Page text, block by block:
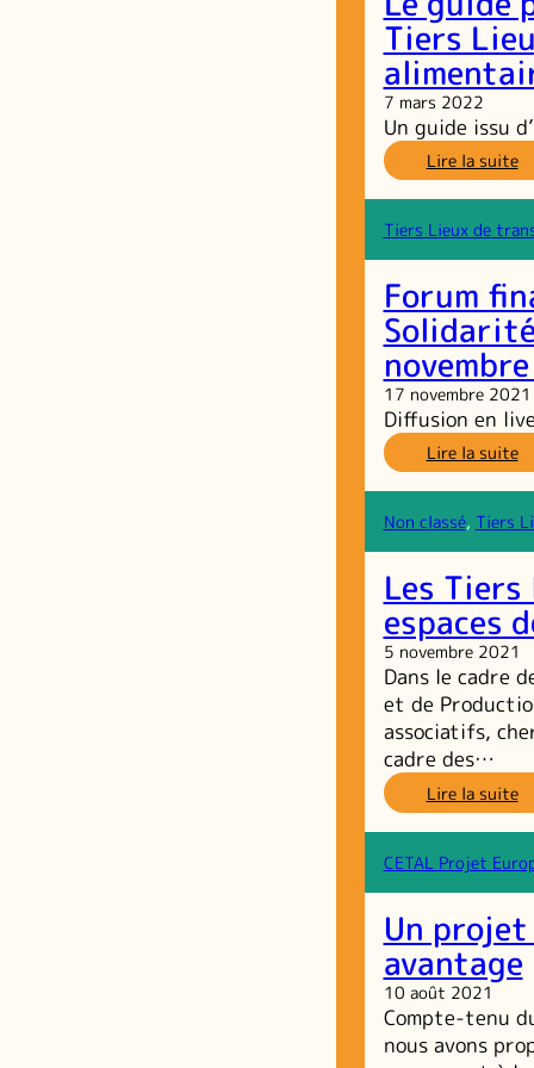
Tiers
7 mars 2022
Un guide issu
Lire la suite:
Le
de
et
de
Tiers Lieux de
Forum
17 novembre 2021
Diffusion en
Lire la suite:
de
de
et
–
23
Non classé, Tiers
Les
espaces
5 novembre 2021
Dans le cadre
et de
associatifs,
cadre des…
Lire la suite:
CETAL Projet
Un
avantage
10 août 2021
Compte-tenu
nous avons